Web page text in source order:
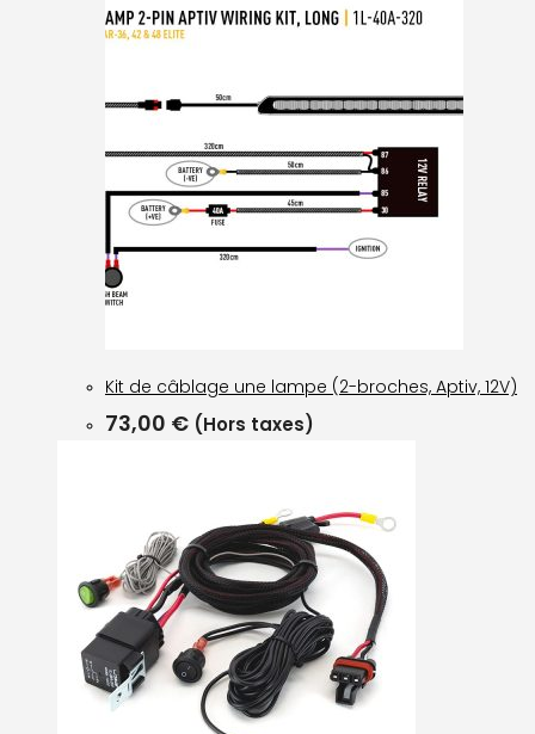
Kit de câblage une lampe (2-broches, Aptiv, 12V)
73,00 € (Hors taxes)